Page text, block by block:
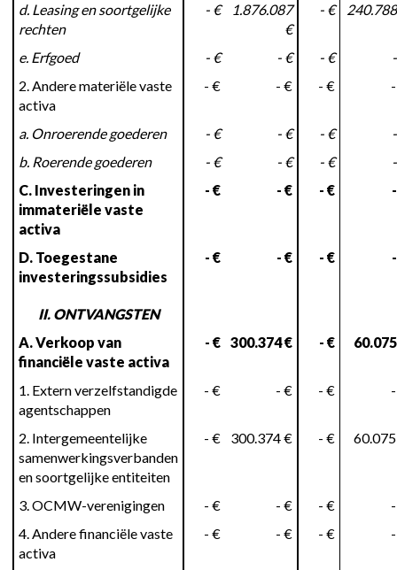
d. Leasing en soortgelijke
rechten
- €
1.876.087
€
- €
e. Erfgoed - € - € - €
2. Andere materiële vaste
activa
- € - € - €
a. Onroerende goederen - € - € - €
b. Roerende goederen
- € - € - €
C. Investeringen in
immateriële vaste
activa
- € - € - €
D. Toegestane
investeringssubsidies
- € - € - €
II. ONTVANGSTEN
A. Verkoop van
financiële vaste activa
- € 300.374 € - €
1. Extern verzelfstandigde
agentschappen
- € - € - €
2. Intergemeentelijke
samenwerkingsverbanden
en soortgelijke entiteiten
- € 300.374 € - €
3. OCMW-verenigingen - € - € - €
4. Andere financiële vaste
activa
- € - € - €